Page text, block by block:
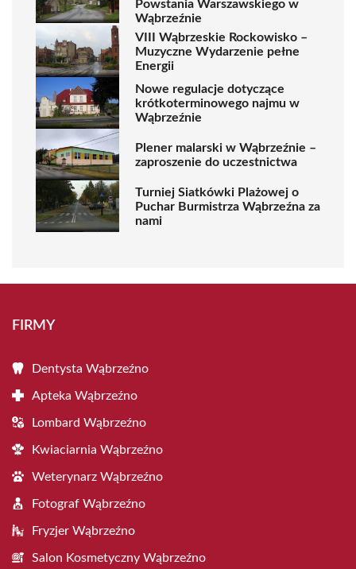
Powstania Warszawskiego w
Wąbrzeźnie
VIII Wąbrzeskie Rockowisko –
Muzyczne Wydarzenie pełne
Energii
Nowe regulacje dotyczące
krótkoterminowego najmu w
Wąbrzeźnie
Plener malarski w Wąbrzeźnie –
zaproszenie do uczestnictwa
Turniej Siatkówki Plażowej o
Puchar Burmistrza Wąbrzeźna za
nami
FIRMY
Dentysta Wąbrzeźno
Apteka Wąbrzeźno
Lombard Wąbrzeźno
Kwiaciarnia Wąbrzeźno
Weterynarz Wąbrzeźno
Fotograf Wąbrzeźno
Fryzjer Wąbrzeźno
Salon Kosmetyczny Wąbrzeźno